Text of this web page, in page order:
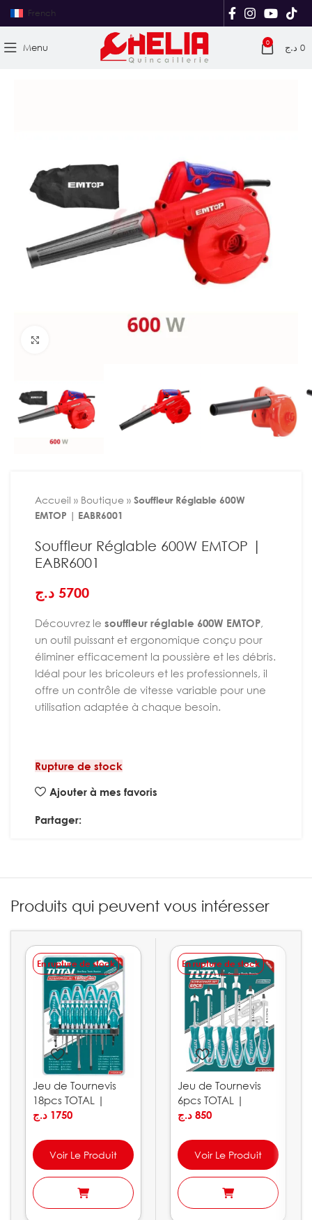
French
Menu 0 0 د.ج
Accueil » Boutique » Souffleur Réglable 600W
EMTOP | EABR6001
Souffleur Réglable 600W EMTOP |
EABR6001
5700 د.ج
Découvrez le souffleur réglable 600W EMTOP,
un outil puissant et ergonomique conçu pour
éliminer efficacement la poussière et les débris.
Idéal pour les bricoleurs et les professionnels, il
offre un contrôle de vitesse variable pour une
utilisation adaptée à chaque besoin.
Rupture de stock
Ajouter à mes favoris
Partager:
Produits qui peuvent vous intéresser
En rupture de stock
Jeu de Tournevis
18pcs TOTAL |
THT250618
1750 د.ج
Voir Le Produit
En rupture de stock
Jeu de Tournevis
6pcs TOTAL |
THT250606
850 د.ج
Voir Le Produit